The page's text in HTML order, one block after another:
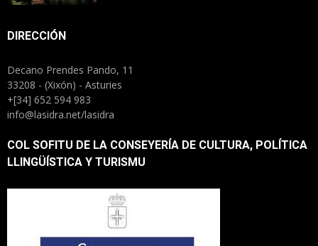
DIRECCIÓN
Decano Prendes Pando, 11
33208 - (Xixón) - Asturies
+[34] 652 594 983
info@lasidra.net/lasidra
COL SOFITU DE LA CONSEYERÍA DE CULTURA, POLÍTICA
LLINGÜÍSTICA Y TURISMU